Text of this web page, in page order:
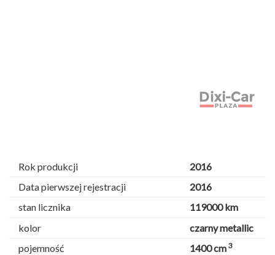
Rok produkcji
2016
Data pierwszej rejestracji
2016
stan licznika
119000 km
kolor
czarny metallic
pojemność
1400 cm 3